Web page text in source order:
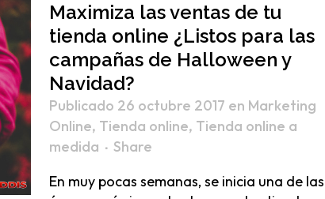
Maximiza las ventas de tu
tienda online ¿Listos para las
campañas de Halloween y
Navidad?
Publicado 26 octubre 2017 en Marketing
Online, Tienda online, Tienda online a
medida
Share
En muy pocas semanas, se inicia una de las